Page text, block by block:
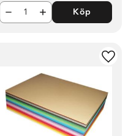
Köp
favoriter Lägg